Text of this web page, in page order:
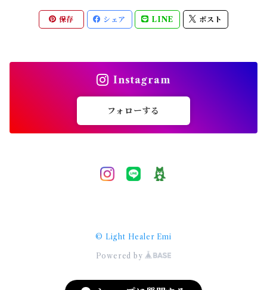
ソウルメイト
複雑愛
ハイヤーセルフ
保存 シェア LINE ポスト
Instagram
フォローする
© Light Healer Emi
Powered by